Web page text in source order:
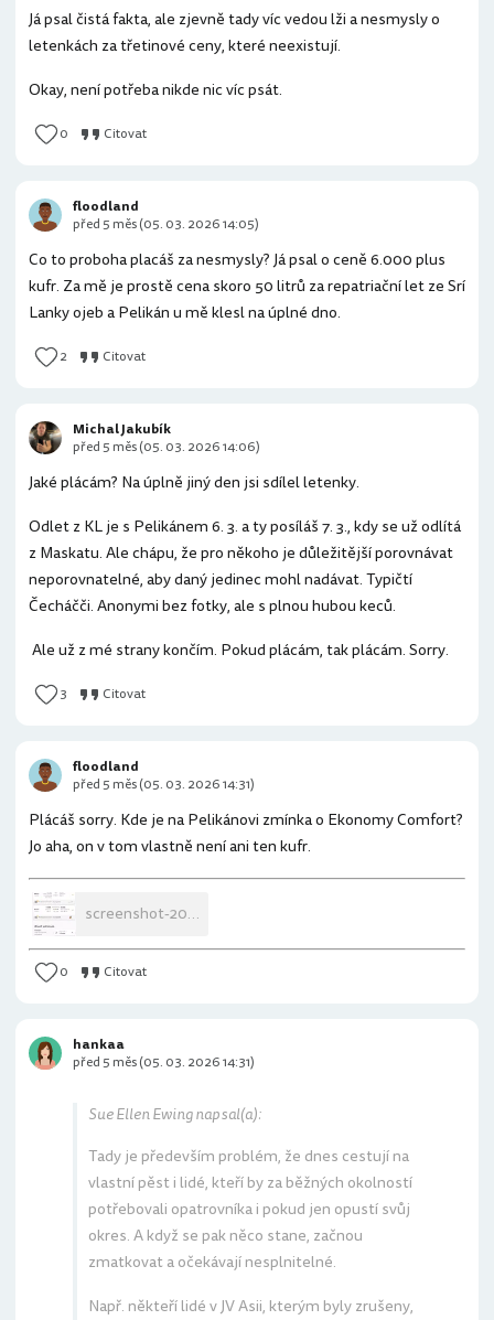
Já psal čistá fakta, ale zjevně tady víc vedou lži a nesmysly o
letenkách za třetinové ceny, které neexistují.
Okay, není potřeba nikde nic víc psát.
0 Citovat
Co to proboha placáš za nesmysly? Já psal o ceně 6.000 plus
kufr. Za mě je prostě cena skoro 50 litrů za repatriační let ze Srí
Lanky ojeb a Pelikán u mě klesl na úplné dno.
2 Citovat
floodland
před 5 měs (05. 03. 2026 14:05)
Jaké plácám? Na úplně jiný den jsi sdílel letenky.
Odlet z KL je s Pelikánem 6. 3. a ty posíláš 7. 3., kdy se už odlítá
z Maskatu. Ale chápu, že pro někoho je důležitější porovnávat
neporovnatelné, aby daný jedinec mohl nadávat. Typičtí
Čecháčči. Anonymi bez fotky, ale s plnou hubou keců.
Ale už z mé strany končím. Pokud plácám, tak plácám. Sorry.
3 Citovat
Michal Jakubík
před 5 měs (05. 03. 2026 14:06)
Plácáš sorry. Kde je na Pelikánovi zmínka o Ekonomy Comfort?
Jo aha, on v tom vlastně není ani ten kufr.
screenshot-2026-03-05-18-56-56-288-com-mi-globalbrowser.jpg
0 Citovat
floodland
před 5 měs (05. 03. 2026 14:31)
Sue Ellen Ewing napsal(a):
Tady je především problém, že dnes cestují na
vlastní pěst i lidé, kteří by za běžných okolností
potřebovali opatrovníka i pokud jen opustí svůj
okres. A když se pak něco stane, začnou
zmatkovat a očekávají nesplnitelné.
Např. někteří lidé v JV Asii, kterým byly zrušeny,
hankaa
před 5 měs (05. 03. 2026 14:31)